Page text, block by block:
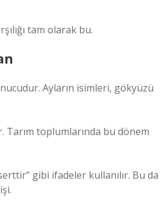
tam olarak bu.
Ayların isimleri, gökyüzü
Tarım toplumlarında bu dönem
gibi ifadeler kullanılır. Bu da